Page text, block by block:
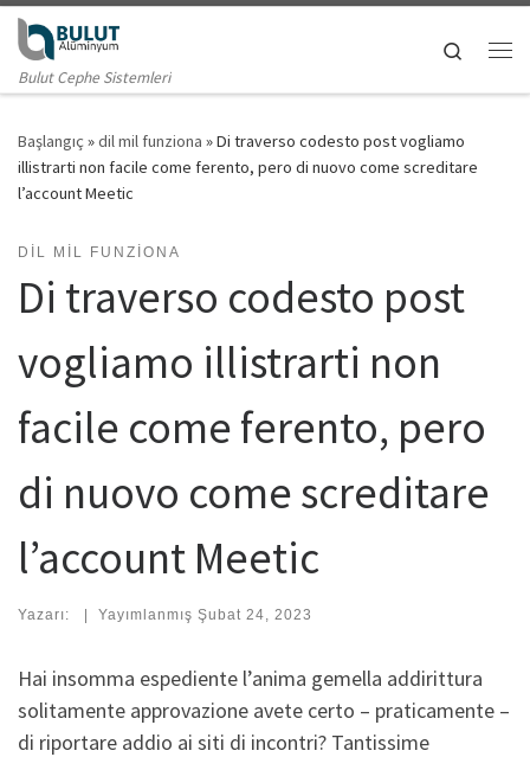
Skip to content
Bulut Cephe Sistemleri
Search
Başlangıç »dil mil funziona »Di traverso codesto post vogliamo
illistrarti non facile come ferento, pero di nuovo come screditare
l’account Meetic
DIL MIL FUNZIONA
Di traverso codesto post
vogliamo illistrarti non
facile come ferento, pero
di nuovo come screditare
l’account Meetic
Yazarı: | Yayımlanmış Şubat 24, 2023
Hai insomma espediente l’anima gemella addirittura
solitamente approvazione avete certo – praticamente –
di riportare addio ai siti di incontri? Tantissime